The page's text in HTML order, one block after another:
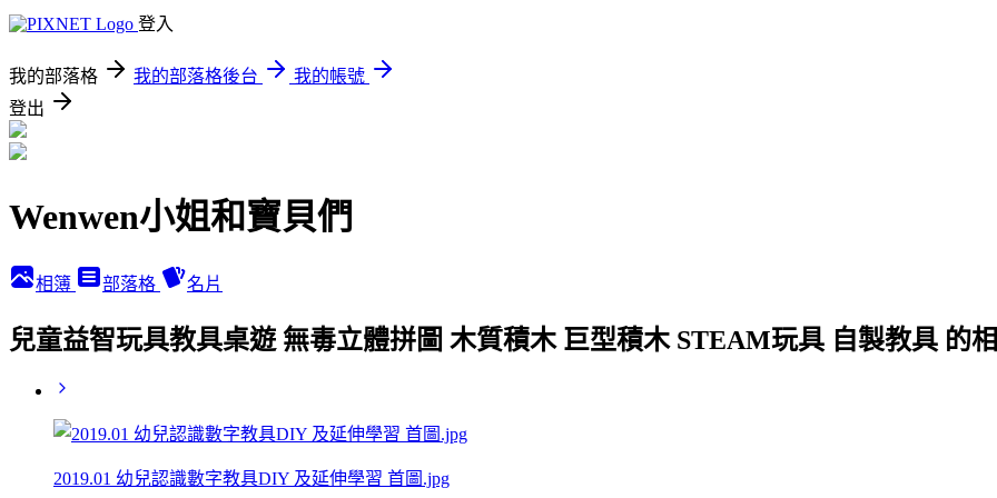
登入
我的部落格 我的部落格後台
我的帳號
登出
Wenwen小姐和寶貝們
相簿 部落格 名片
兒童益智玩具教具桌遊 無毒立體拼圖 木質積木 巨型積木 STEAM玩具 自製教具 的
2019.01 幼兒認識數字教具DIY 及延伸學習 首圖.jpg